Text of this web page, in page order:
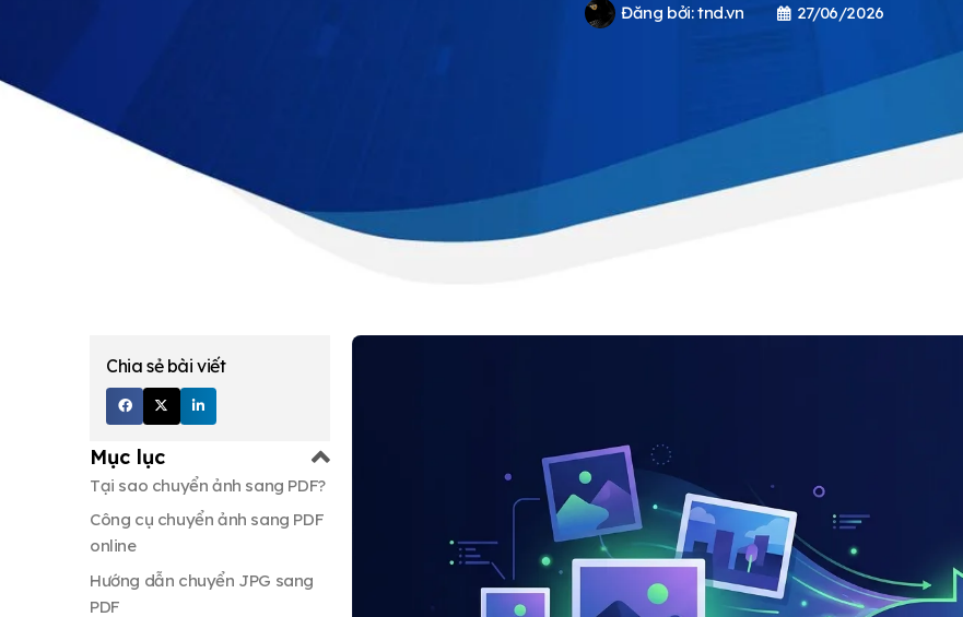
Đăng bởi:tnd.vn 27/06/2026
Chia sẻ bài viết
Mục lục
Tại sao chuyển ảnh sang PDF?
Công cụ chuyển ảnh sang PDF
online
Adobe Acrobat Online (jpg-
to-pdf)